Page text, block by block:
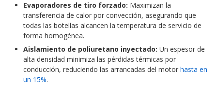
Evaporadores de tiro forzado: Maximizan la
transferencia de calor por convección, asegurando que
todas las botellas alcancen la temperatura de servicio de
forma homogénea.
Aislamiento de poliuretano inyectado: Un espesor de
alta densidad minimiza las pérdidas térmicas por
conducción, reduciendo las arrancadas del motor hasta en
un 15%.